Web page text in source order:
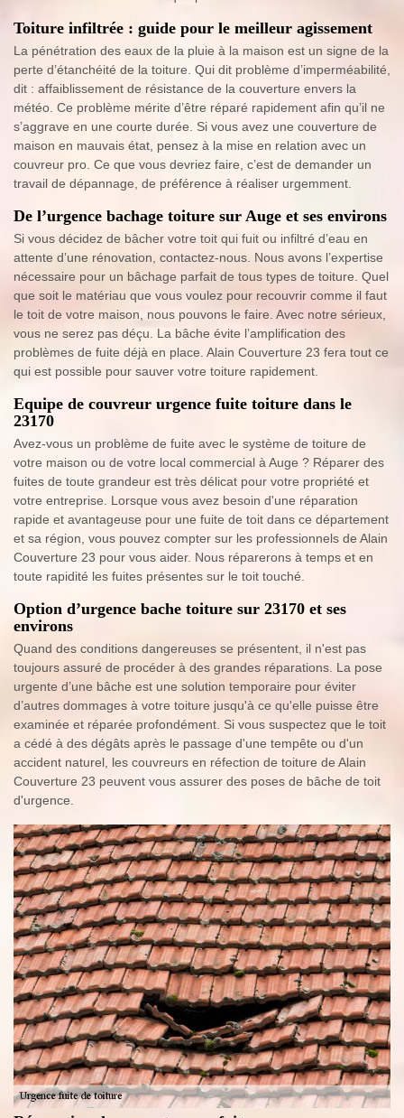
Toiture infiltrée : guide pour le meilleur agissement
La pénétration des eaux de la pluie à la maison est un signe de la
perte d’étanchéité de la toiture. Qui dit problème d’imperméabilité,
dit : affaiblissement de résistance de la couverture envers la
météo. Ce problème mérite d’être réparé rapidement afin qu’il ne
s’aggrave en une courte durée. Si vous avez une couverture de
maison en mauvais état, pensez à la mise en relation avec un
couvreur pro. Ce que vous devriez faire, c’est de demander un
travail de dépannage, de préférence à réaliser urgemment.
De l’urgence bachage toiture sur Auge et ses environs
Si vous décidez de bâcher votre toit qui fuit ou infiltré d’eau en
attente d’une rénovation, contactez-nous. Nous avons l’expertise
nécessaire pour un bâchage parfait de tous types de toiture. Quel
que soit le matériau que vous voulez pour recouvrir comme il faut
le toit de votre maison, nous pouvons le faire. Avec notre sérieux,
vous ne serez pas déçu. La bâche évite l’amplification des
problèmes de fuite déjà en place. Alain Couverture 23 fera tout ce
qui est possible pour sauver votre toiture rapidement.
Equipe de couvreur urgence fuite toiture dans le
23170
Avez-vous un problème de fuite avec le système de toiture de
votre maison ou de votre local commercial à Auge ? Réparer des
fuites de toute grandeur est très délicat pour votre propriété et
votre entreprise. Lorsque vous avez besoin d'une réparation
rapide et avantageuse pour une fuite de toit dans ce département
et sa région, vous pouvez compter sur les professionnels de Alain
Couverture 23 pour vous aider. Nous réparerons à temps et en
toute rapidité les fuites présentes sur le toit touché.
Option d’urgence bache toiture sur 23170 et ses
environs
Quand des conditions dangereuses se présentent, il n'est pas
toujours assuré de procéder à des grandes réparations. La pose
urgente d’une bâche est une solution temporaire pour éviter
d’autres dommages à votre toiture jusqu'à ce qu'elle puisse être
examinée et réparée profondément. Si vous suspectez que le toit
a cédé à des dégâts après le passage d'une tempête ou d'un
accident naturel, les couvreurs en réfection de toiture de Alain
Couverture 23 peuvent vous assurer des poses de bâche de toit
d'urgence.